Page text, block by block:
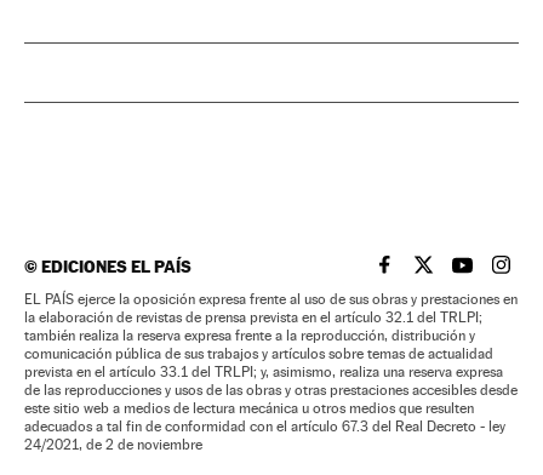
©EDICIONES EL PAÍS EL PAÍS BRASIL EN
EL PAÍSEL PAÍS
EL
EL PAÍS ejerce la oposición expresa frente al uso de sus obras y prestaciones en
la elaboración de revistas de prensa prevista en el artículo 32.1 del TRLPI;
también realiza la reserva expresa frente a la reproducción, distribución y
comunicación pública de sus trabajos y artículos sobre temas de actualidad
prevista en el artículo 33.1 del TRLPI; y, asimismo, realiza una reserva expresa
de las reproducciones y usos de las obras y otras prestaciones accesibles desde
este sitio web a medios de lectura mecánica u otros medios que resulten
adecuados a tal fin de conformidad con el artículo 67.3 del Real Decreto - ley
24/2021, de 2 de noviembre